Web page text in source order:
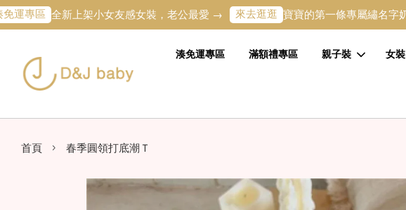
全新上架小女友感女裝，老公最愛 → 來去逛逛 寶寶的第一條專屬繡名字奶嘴鏈 →
湊免運專區 滿額禮專區 親子裝 女裝
首頁 › 春季圓領打底潮Ｔ